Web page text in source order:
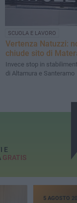
SCUOLA E LAVORO
Vertenza Natuzzi:
chiude sito di
Invece stop in
di Altamura e Santeramo
E
GRATIS
5 AGOSTO